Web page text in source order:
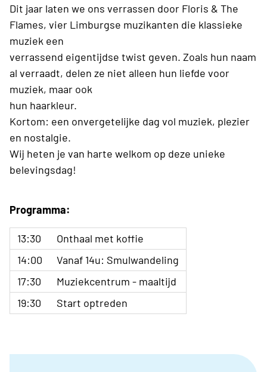
Dit jaar laten we ons verrassen door Floris & The
Flames, vier Limburgse muzikanten die klassieke
muziek een
verrassend eigentijdse twist geven. Zoals hun naam
al verraadt, delen ze niet alleen hun liefde voor
muziek, maar ook
hun haarkleur.
Kortom: een onvergetelijke dag vol muziek, plezier
en nostalgie.
Wij heten je van harte welkom op deze unieke
belevingsdag!
Programma:
13:30
Onthaal met koffie
14:00
Vanaf 14u: Smulwandeling
17:30
Muziekcentrum - maaltijd
19:30
Start optreden